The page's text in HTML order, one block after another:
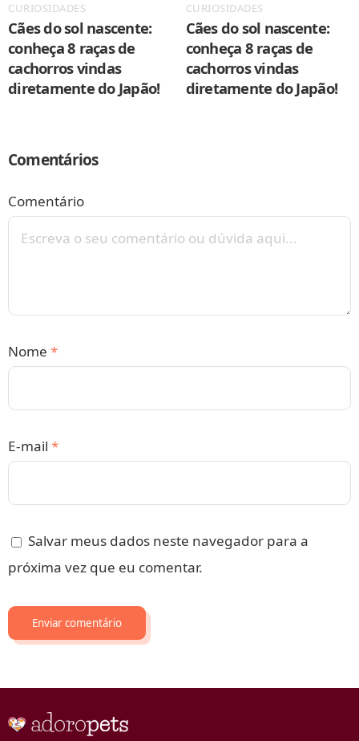
CURIOSIDADES
Cães do sol nascente:
conheça 8 raças de
cachorros vindas
diretamente do Japão!
CURIOSIDADES
Cães do sol nascente:
conheça 8 raças de
cachorros vindas
diretamente do Japão!
Comentários
Comentário
Nome *
E-mail *
Salvar meus dados neste navegador para a
próxima vez que eu comentar.